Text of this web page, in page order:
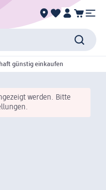
günstig einkaufen
werden. Bitte